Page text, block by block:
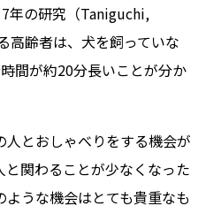
年の研究（Taniguchi,
高齢者は、犬を飼っていな
間が約20分長いことが分か
とおしゃべりをする機会が
関わることが少なくなった
うな機会はとても貴重なも